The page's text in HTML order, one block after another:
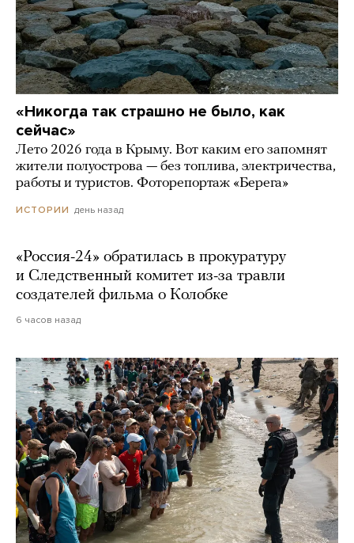
«Никогда так страшно не было, как
сейчас»
Лето 2026 года в Крыму. Вот каким его запомнят
жители полуострова — без топлива, электричества,
работы и туристов. Фоторепортаж «Берега»
ИСТОРИИ день назад
«Россия-24» обратилась в прокуратуру
и Следственный комитет из-за травли
создателей фильма о Колобке
6 часов назад